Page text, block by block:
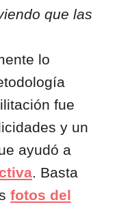
que las
lo
fue
y un
ayudó a
. Basta
fotos del